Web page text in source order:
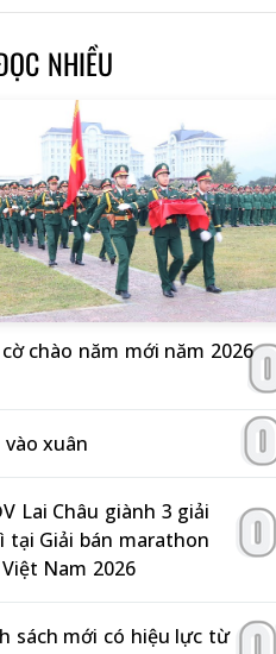
NHIỀU
cờ chào năm mới năm 2026
xuân
Lai Châu giành 3 giải
tại Giải bán marathon
Nam 2026
sách mới có hiệu lực từ